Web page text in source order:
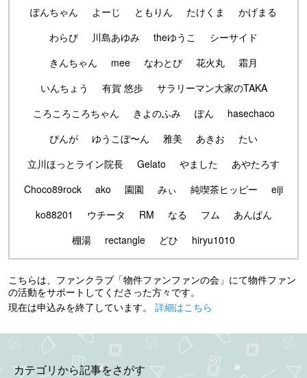
ぽんちゃん
よーじ ともりん たけくま
かげまる
わらび
川島あゆみ theゆうこ
シーサイド
きんちゃん
mee なわとび 花火丸
霜月
いんちょう
有賀 悠歩
サラリーマン大家のTAKA
ころころころちゃん
きよのふみ ぽん
hasechaco
ぴんが
ゆうこぼ〜ん 雅美 あきお
たい
立川ほっとライン院長
Gelato やました
あやたろす
Choco89rock
ako 園園 みぃ 純喫茶ヒッピー
eiji
ko88201
ウチータ RM なる フム
あんぱん
棚湯
rectangle どひ hiryu1010
こちらは、ファンクラブ「物件ファンファンの会」にて物件ファン
の活動をサポートしてくださった方々です。
現在は申込みを終了しています。 詳細はこちら
カテゴリから記事をさがす